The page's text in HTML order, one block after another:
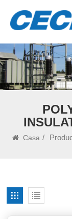
Casa /